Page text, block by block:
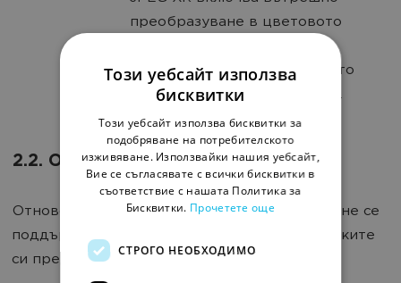
преобразуване в цветовото
множество схеми за цветното
представяне и дълбочината.
2.2. Ограничения
Отново трябва да поясним, че този формат не се
поддържа от много браузъри, въпреки всичките
си предимства.
Този уебсайт използва
бисквитки
Този уебсайт използва бисквитки за
подобряване на потребителското
изживяване. Използвайки нашия уебсайт,
Вие се съгласявате с всички бисквитки в
съответствие с нашата Политика за
Бисквитки. Прочетете още
СТРОГО НЕОБХОДИМО